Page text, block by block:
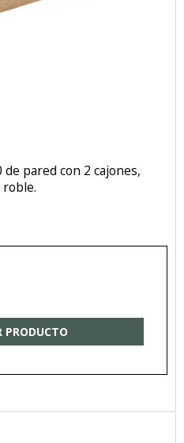
pared con 2 cajones,
PRODUCTO